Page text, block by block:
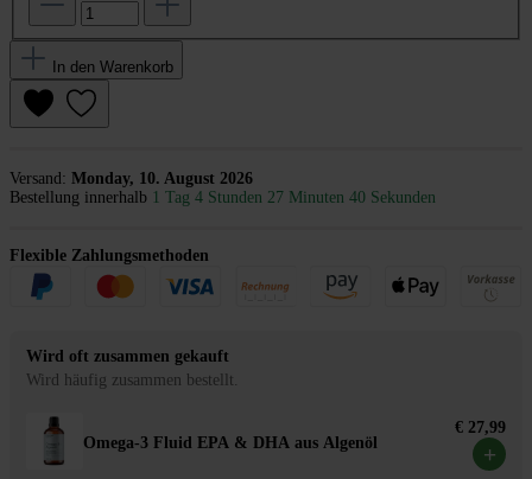
In den Warenkorb
Versand: Monday, 10. August 2026
Bestellung innerhalb 1 Tag 4 Stunden 27 Minuten 40 Sekunden
Flexible Zahlungsmethoden
Wird oft zusammen gekauft
Wird häufig zusammen bestellt.
Omega-3 Fluid EPA & DHA aus Algenöl
€ 27,99
+